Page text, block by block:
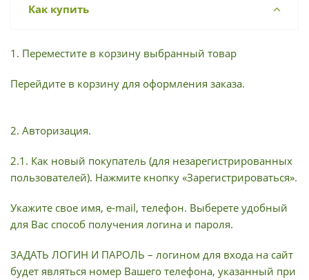
Как купить
1. Переместите в корзину выбранный товар
Перейдите в корзину для оформления заказа.
2. Авторизация.
2.1. Как новый покупатель (для незарегистрированных
пользователей). Нажмите кнопку «Зарегистрироваться».
Укажите свое имя, e-mail, телефон. Выберете удобный
для Вас способ получения логина и пароля.
ЗАДАТЬ ЛОГИН И ПАРОЛЬ – логином для входа на сайт
будет являться номер Вашего телефона, указанный при